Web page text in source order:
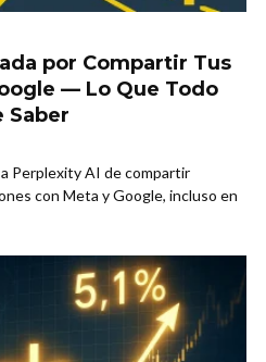
por Compartir Tus
— Lo Que Todo
Saber
Perplexity AI de compartir
con Meta y Google, incluso en